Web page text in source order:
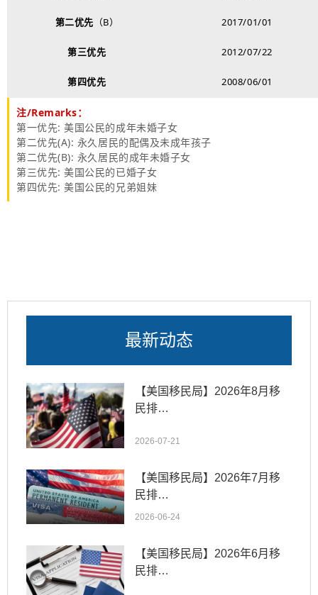
第二优先 （B） 2017/01/01
第三优先 2012/07/22
第四优先 2008/06/01
注/Remarks：
第一优先: 美国公民的成年未婚子女
第二优先(A): 永久 居民的配偶及未成年孩子
第二优先(B): 永久 居民的成年未婚子女
第三优先: 美国公民的已婚子女
第四优先: 美国公民的兄弟姐妹
最新动态
【美国移民局】2026年8月移
民排…
2026-07-21
【美国移民局】2026年7月移
民排…
2026-06-24
【美国移民局】2026年6月移
民排…